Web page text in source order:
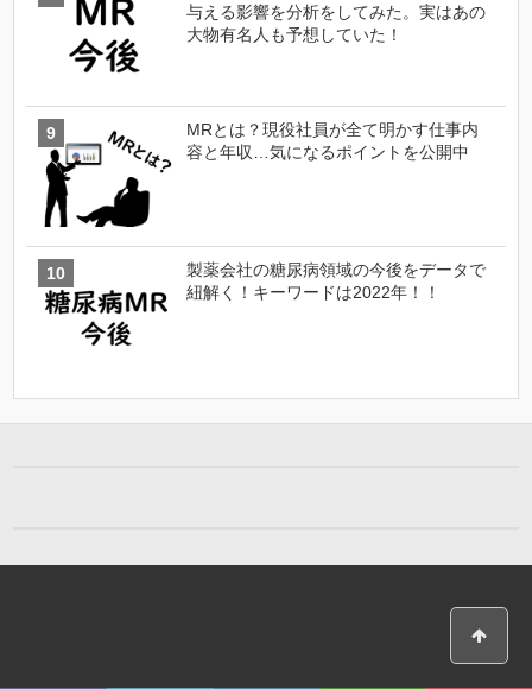
与える影響を分析をしてみた。実はあの
大物有名人も予想していた！
MRとは？現役社員が全て明かす仕事内
容と年収…気になるポイントを公開中
製薬会社の糖尿病領域の今後をデータで
紐解く！キーワードは2022年！！